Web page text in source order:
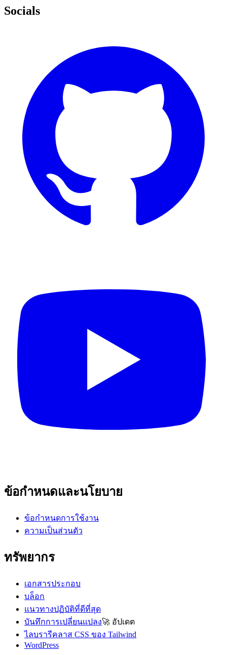
Socials
ข้อกำหนดและนโยบาย
ข้อกำหนดการใช้งาน
ความเป็นส่วนตัว
ทรัพยากร
เอกสารประกอบ
บล็อก
แนวทางปฏิบัติที่ดีที่สุด
บันทึกการเปลี่ยนแปลง🚀 อัปเดต
ไลบรารีคลาส CSS ของ Tailwind
WordPress